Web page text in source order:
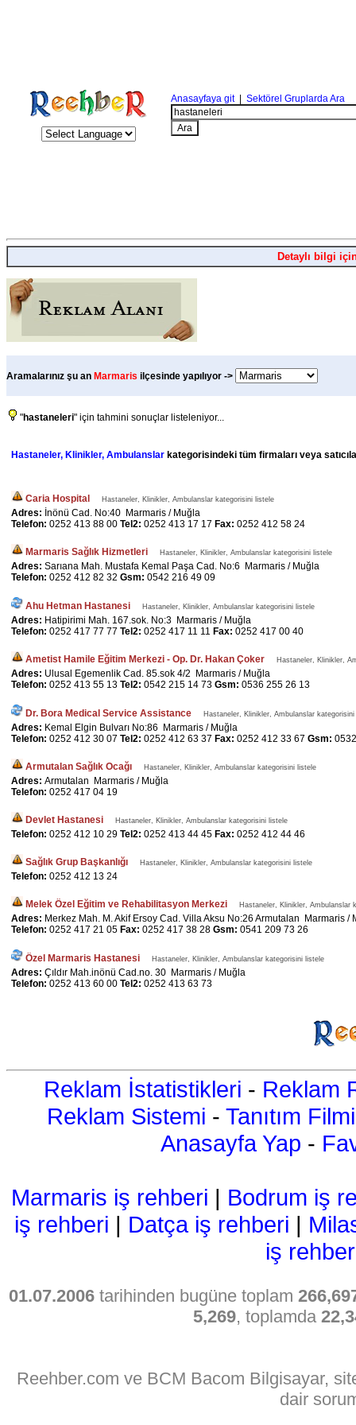
Anasayfaya git| Sektörel Gruplarda Ara
Detaylı bilgi
Aramalarınız şu an Marmaris ilçesinde yapılıyor ->
"hastaneleri" için tahmini sonuçlar listeleniyor...
Hastaneler, Klinikler, Ambulanslar kategorisindeki tüm firmaları veya
Caria Hospital Hastaneler, Klinikler, Ambulanslar kategorisini listele
Adres: İnönü Cad. No:40 Marmaris / Muğla
Telefon: 0252 413 88 00 Tel2: 0252 413 17 17 Fax: 0252 412 58 24
Marmaris Sağlık Hizmetleri Hastaneler, Klinikler, Ambulanslar kategorisini listele
Adres: Sarıana Mah. Mustafa Kemal Paşa Cad. No:6 Marmaris / Muğla
Telefon: 0252 412 82 32 Gsm: 0542 216 49 09
Ahu Hetman Hastanesi Hastaneler, Klinikler, Ambulanslar kategorisini listele
Adres: Hatipirimi Mah. 167.sok. No:3 Marmaris / Muğla
Telefon: 0252 417 77 77 Tel2: 0252 417 11 11 Fax: 0252 417 00 40
Ametist Hamile Eğitim Merkezi - Op. Dr. Hakan Çoker Hastaneler, Klinikler,
Adres: Ulusal Egemenlik Cad. 85.sok 4/2 Marmaris / Muğla
Telefon: 0252 413 55 13 Tel2: 0542 215 14 73 Gsm: 0536 255 26 13
Dr. Bora Medical Service Assistance Hastaneler, Klinikler, Ambulanslar
Adres: Kemal Elgin Bulvarı No:86 Marmaris / Muğla
Telefon: 0252 412 30 07 Tel2: 0252 412 63 37 Fax: 0252 412 33 67 Gsm:
Armutalan Sağlık Ocağı Hastaneler, Klinikler, Ambulanslar kategorisini listele
Adres: Armutalan Marmaris / Muğla
Telefon: 0252 417 04 19
Devlet Hastanesi Hastaneler, Klinikler, Ambulanslar kategorisini listele
Telefon: 0252 412 10 29 Tel2: 0252 413 44 45 Fax: 0252 412 44 46
Sağlık Grup Başkanlığı Hastaneler, Klinikler, Ambulanslar kategorisini listele
Telefon: 0252 412 13 24
Melek Özel Eğitim ve Rehabilitasyon Merkezi Hastaneler, Klinikler, Ambulanslar
Adres: Merkez Mah. M. Akif Ersoy Cad. Villa Aksu No:26 Armutalan Marmaris /
Telefon: 0252 417 21 05 Fax: 0252 417 38 28 Gsm: 0541 209 73 26
Özel Marmaris Hastanesi Hastaneler, Klinikler, Ambulanslar kategorisini listele
Adres: Çıldır Mah.inönü Cad.no. 30 Marmaris / Muğla
Telefon: 0252 413 60 00 Tel2: 0252 413 63 73
Reklam İstatistikleri - Reklam
Reklam Sistemi - Tanıtım Filmi
Anasayfa Yap -
Marmaris iş rehberi | Bodrum iş
iş rehberi | Datça iş rehberi |
iş
01.07.2006 tarihinden bugüne toplam
5,269, toplamda
Reehber.com ve BCM Bacom Bilgisayar,
dair